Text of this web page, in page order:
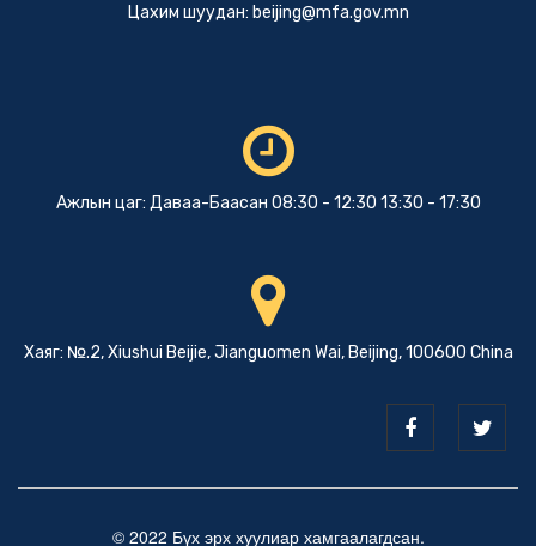
Цахим шуудан: beijing@mfa.gov.mn
Ажлын цаг: Даваа-Баасан 08:30 - 12:30 13:30 - 17:30
Хаяг: №.2, Xiushui Beijie, Jianguomen Wai, Beijing, 100600 China
© 2022 Бүх эрх хуулиар хамгаалагдсан.